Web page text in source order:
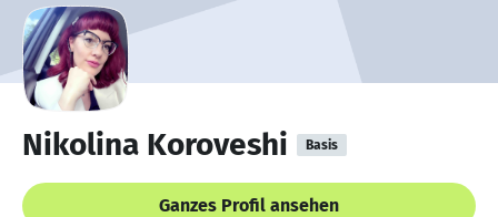
Nikolina Koroveshi Basis
Ganzes Profil ansehen